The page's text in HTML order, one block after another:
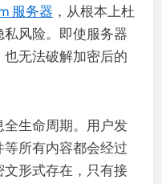
服务器 ，从根本上杜
风险。即使服务器
无法破解加密后的
生命周期。用户发
所有内容都会经过
形式存在，只有接